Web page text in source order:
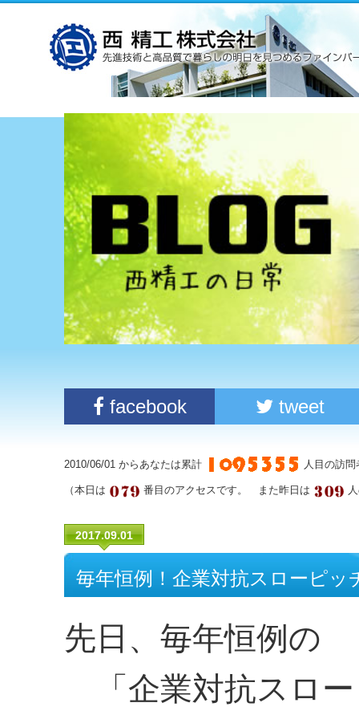
facebook tweet
2010/06/01 からあなたは累計 人目の訪
（本日は 番目のアクセスです。 また昨日は
2017.09.01
毎年恒例！企業対抗スローピ
先日、毎年恒例の
「企業対抗スロ